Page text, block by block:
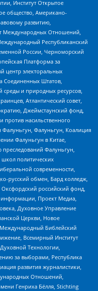
Институт Открытое
общество, Американо-
развитию,
Международных Отношений,
Республиканский
России, Черноморский
Платформа за
центр электоральных
Соединенных Штатов,
и природных ресурсов,
Атлантический совет,
Джеймстаунский фонд,
насильственного
Фалуньгун, Коалиция
Фалуньгун в Китае,
преследований Фалуньгун,
политических
современности,
русский обмен, Бард колледж,
российский фонд,
Проект Медиа,
Духовное Управление
Церкви, Новое
Библейский
Всемирный Институт
Технологии,
за выборами, Республика
развития журналистики,
Отношений,
Генриха Бёлля, Stichting